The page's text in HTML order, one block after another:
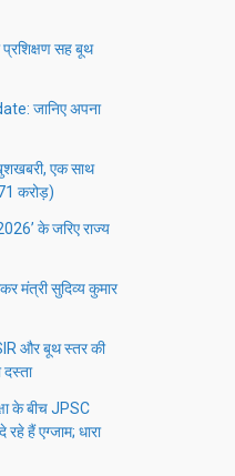
प्रशिक्षण सह बूथ
जानिए अपना
एक साथ
करोड़)
के जरिए राज्य
मंत्री सुदिव्य कुमार
और बूथ स्तर की
दस्ता
के बीच JPSC
हैं एग्जाम; धारा